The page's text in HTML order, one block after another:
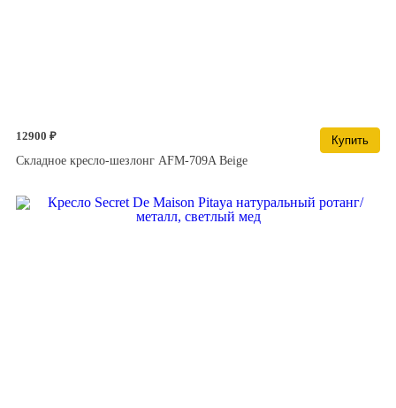
12900 ₽
Купить
Складное кресло-шезлонг AFM-709A Beige